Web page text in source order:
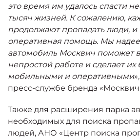
это время им удалось спасти
тысяч жизней. К сожалению,
продолжают пропадать люди,
оперативная помощь. Мы
автомобиль Москвич поможет
непростой работе и сделает их
мобильными и оперативными
пресс-службе бренда
Также для расширения парка
необходимых для поиска
людей, АНО «Центр поиска